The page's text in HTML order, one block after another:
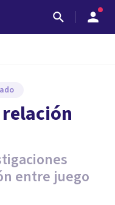
entre juego